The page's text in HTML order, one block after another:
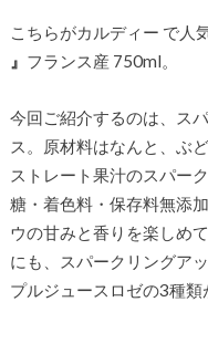
こちらがカルディー で人
』 フランス産 750ml。
今回ご紹介するのは、ス
ス。原材料はなんと、ぶ
ストレート果汁のスパー
糖・着色料・保存料無添
ウの甘みと香りを楽しめ
にも、スパークリングア
プルジュースロゼの3種類